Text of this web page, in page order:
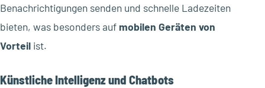
Benachrichtigungen senden und schnelle Ladezeiten
bieten, was besonders auf mobilen Geräten von
Vorteil ist.
Künstliche Intelligenz und Chatbots